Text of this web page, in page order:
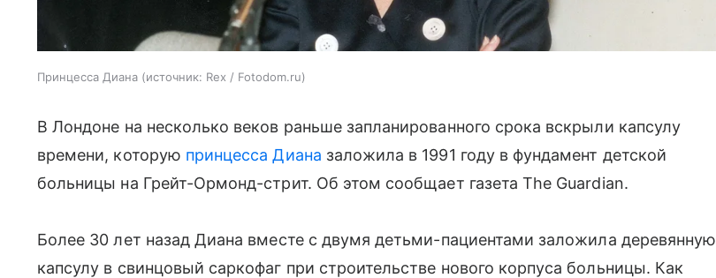
Принцесса Диана источник: Rex / Fotodom.ru
В Лондоне на несколько веков раньше запланированного срока вскрыли капсулу
времени, которую принцесса Диана заложила в 1991 году в фундамент детской
больницы на Грейт-Ормонд-стрит. Об этом сообщает газета The Guardian.
Более 30 лет назад Диана вместе с двумя детьми-пациентами заложила деревянную
капсулу в свинцовый саркофаг при строительстве нового корпуса больницы. Как